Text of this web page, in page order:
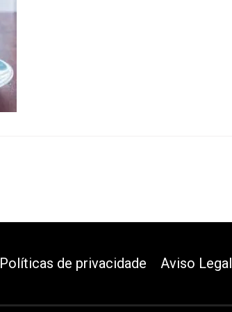
Políticas de privacidade Aviso Legal